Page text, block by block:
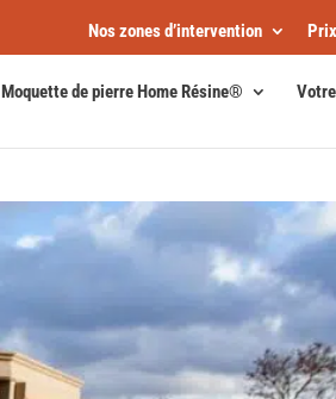
Nos zones d’intervention
Moquette de pierre Home Résine®